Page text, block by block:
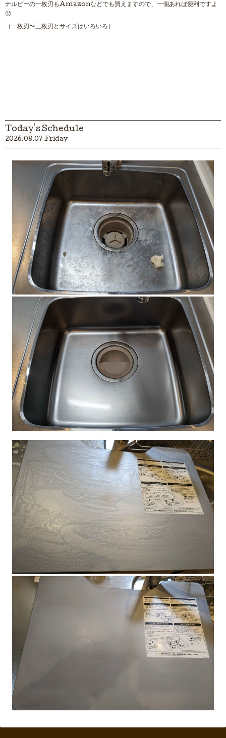
ナルビーの一枚刃もAmazonなどでも買えますので、一個あれば便利ですよ
🙂
（一枚刃〜三枚刃とサイズはいろいろ）
Today's Schedule
2026.08.07 Friday